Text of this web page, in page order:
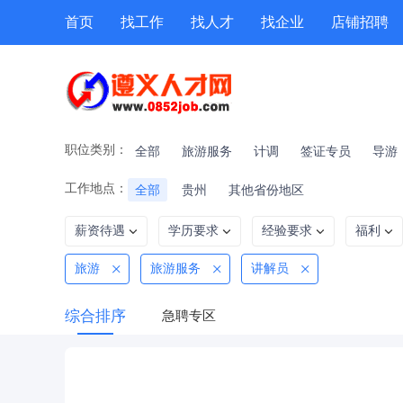
首页 找工作 找人才 找企业 店铺招聘
职位类别： 全部 旅游服务 计调 签证专员 导游
工作地点： 全部 贵州 其他省份地区
薪资待遇 学历要求 经验要求 福利
旅游 旅游服务 讲解员
综合排序 急聘专区